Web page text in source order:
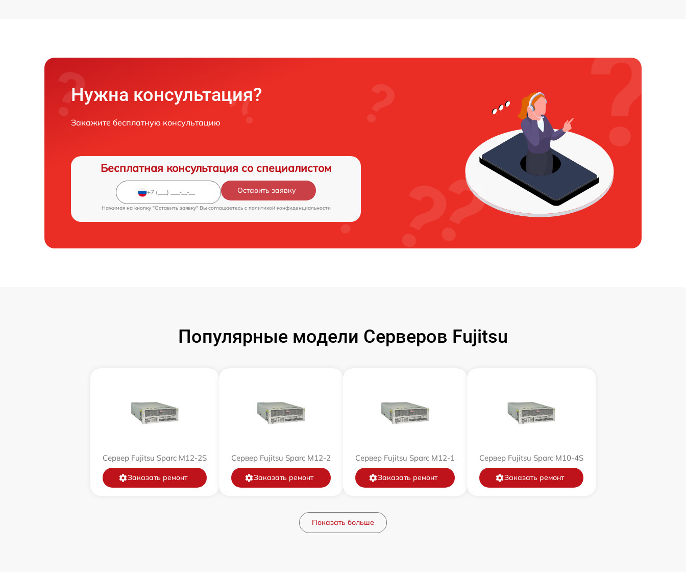
Нужна консультация?
Закажите бесплатную консультацию
Бесплатная консультация со специалистом
Оставить заявку
Нажимая на кнопку "Оставить заявку" Вы соглашаетесь c политикой конфиденциальности
Популярные модели Серверов Fujitsu
Сервер Fujitsu Sparc M12-2S
Заказать ремонт
Сервер Fujitsu Sparc M12-2
Заказать ремонт
Сервер Fujitsu Sparc M12-1
Заказать ремонт
Сервер Fujitsu Sparc M10-4S
Заказать ремонт
Показать больше